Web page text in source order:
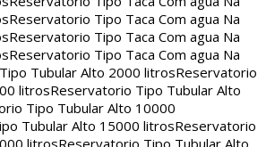
Reservatorio Tipo Taca Com agua Na
Reservatorio Tipo Taca Com agua Na
Reservatorio Tipo Taca Com agua Na
Tubular Alto 2000 litrosReservatorio
litrosReservatorio Tipo Tubular Alto
Tipo Tubular Alto 10000
Tubular Alto 15000 litrosReservatorio